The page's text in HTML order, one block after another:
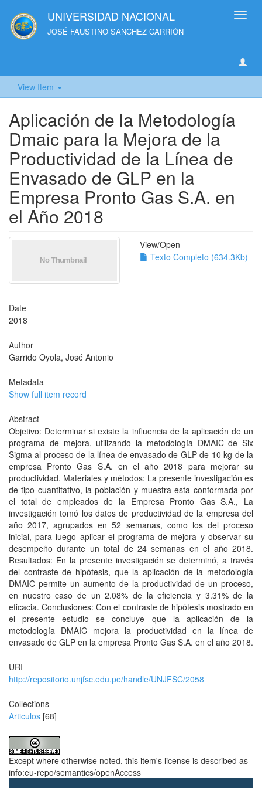
UNIVERSIDAD NACIONAL
JOSÉ FAUSTINO SANCHEZ CARRIÓN
View Item
Aplicación de la Metodología
Dmaic para la Mejora de la
Productividad de la Línea de
Envasado de GLP en la
Empresa Pronto Gas S.A. en
el Año 2018
View/Open
Texto Completo (634.3Kb)
Date
2018
Author
Garrido Oyola, José Antonio
Metadata
Show full item record
Abstract
Objetivo: Determinar si existe la influencia de la aplicación de un
programa de mejora, utilizando la metodología DMAIC de Six
Sigma al proceso de la línea de envasado de GLP de 10 kg de la
empresa Pronto Gas S.A. en el año 2018 para mejorar su
productividad. Materiales y métodos: La presente investigación es
de tipo cuantitativo, la población y muestra esta conformada por
el total de empleados de la Empresa Pronto Gas S.A., La
investigación tomó los datos de productividad de la empresa del
año 2017, agrupados en 52 semanas, como los del proceso
inicial, para luego aplicar el programa de mejora y observar su
desempeño durante un total de 24 semanas en el año 2018.
Resultados: En la presente investigación se determinó, a través
del contraste de hipótesis, que la aplicación de la metodología
DMAIC permite un aumento de la productividad de un proceso,
en nuestro caso de un 2.08% de la eficiencia y 3.31% de la
eficacia. Conclusiones: Con el contraste de hipótesis mostrado en
el presente estudio se concluye que la aplicación de la
metodología DMAIC mejora la productividad en la línea de
envasado de GLP en la empresa Pronto Gas S.A. en el año 2018.
URI
http://repositorio.unjfsc.edu.pe/handle/UNJFSC/2058
Collections
Articulos [68]
Except where otherwise noted, this item's license is described as
info:eu-repo/semantics/openAccess